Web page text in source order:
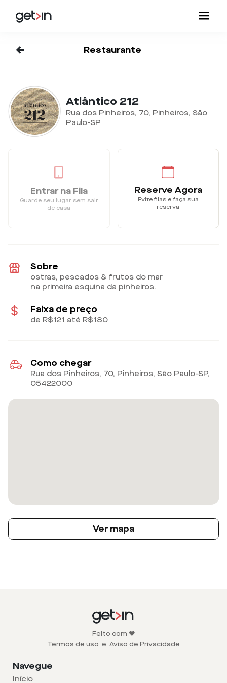
<- Restaurante
Atlântico 212
Rua dos Pinheiros, 70, Pinheiros, São
Paulo-SP
Entrar na Fila
Guarde seu lugar sem sair
de casa
Reserve Agora
Evite filas e faça sua
reserva
Sobre
ostras, pescados & frutos do mar
na primeira esquina da pinheiros.
Faixa de preço
de R$121 até R$180
Como chegar
Rua dos Pinheiros, 70, Pinheiros, São Paulo-SP,
05422000
Ver mapa
Feito com ❤️
Termos de uso e Aviso de Privacidade
Navegue
Início